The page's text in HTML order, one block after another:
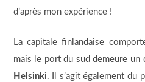
d’après mon expérience !
La capitale finlandaise
mais le port du sud demeure un
Helsinki. Il s’agit également du